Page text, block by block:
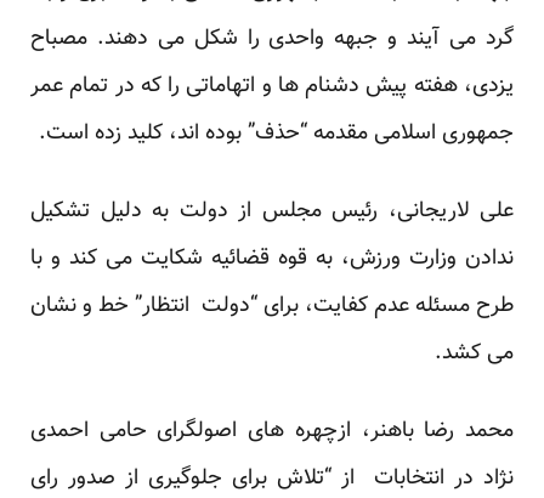
گرد می آیند و جبهه واحدی را شکل می دهند. مصباح
یزدی، هفته پیش دشنام ها و اتهاماتی را که در تمام عمر
جمهوری اسلامی مقدمه “حذف” بوده اند، کلید زده است.
علی لاریجانی، رئیس مجلس از دولت به دلیل تشکیل
ندادن وزارت ورزش، به قوه قضائیه شکایت می کند و با
طرح مسئله عدم کفایت، برای “دولت انتظار” خط و نشان
می کشد.
محمد رضا باهنر، ازچهره های اصولگرای حامی احمدی
نژاد در انتخابات از “تلاش برای جلوگیری از صدور رای